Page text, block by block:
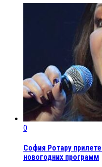
0
София Ротару
новогодних программ